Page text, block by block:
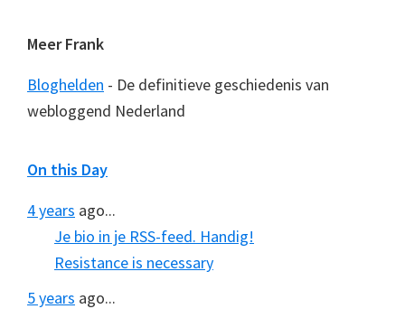
Meer Frank
Bloghelden - De definitieve geschiedenis van
webloggend Nederland
On this Day
4 years ago...
Je bio in je RSS-feed. Handig!
Resistance is necessary
5 years ago...